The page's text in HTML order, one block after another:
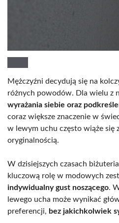
Mężczyźni decydują się na
różnych powodów. Dla wielu z
wyrażania siebie oraz
coraz większe znaczenie w
w lewym uchu często wiąże się
oryginalnością.
W dzisiejszych czasach
kluczową rolę w modowych
indywidualny gust noszącego.
lewego ucha może wynikać
preferencji, bez jakichkolwiek